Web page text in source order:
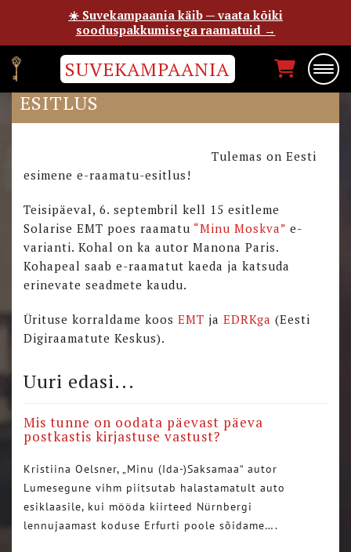
SUVEKAMPAANIA
“MINU MOSKVA” E-RAAMATU
ESITLUS
Tulemas on Eesti
esimene e-raamatu-esitlus!
Teisipäeval, 6. septembril kell 15 esitleme
Solarise EMT poes raamatu “Minu Moskva” e-
varianti. Kohal on ka autor Manona Paris.
Kohapeal saab e-raamatut kaeda ja katsuda
erinevate seadmete kaudu.
Ürituse korraldame koos EMT ja EDRKga (Eesti
Digiraamatute Keskus).
Uuri edasi...
Mis tunne on oodata päevast päeva
postkastis kirjastuse vastust?
Kristiina Oelsner, „Minu (Ida-)Saksamaa“ autor
Lumesegune vihm piitsutab halastamatult auto
esiklaasile, kui mööda kiirteed Nürnbergi
lennujaamast koduse Erfurti poole sõidame….
☀️ Suvekampaania käib — vaata kõiki
sooduspakkumisega raamatuid →